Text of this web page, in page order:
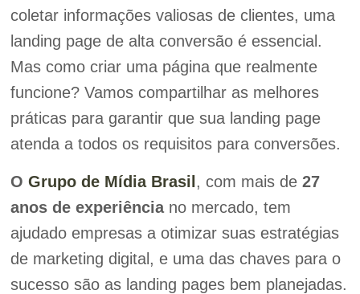
coletar informações valiosas de clientes, uma
landing page de alta conversão é essencial.
Mas como criar uma página que realmente
funcione? Vamos compartilhar as melhores
práticas para garantir que sua landing page
atenda a todos os requisitos para conversões.
O Grupo de Mídia Brasil , com mais de 27
anos de experiênciano mercado, tem
ajudado empresas a otimizar suas estratégias
de marketing digital, e uma das chaves para o
sucesso são as landing pages bem planejadas.